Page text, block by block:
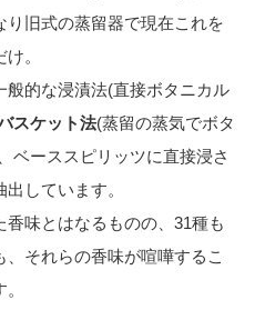
り旧式の蒸留器で現在これを
。
般的な浸漬法(直接ボタニカル
スケット法(蒸留の蒸気でボタ
ベーススピリッツに直接浸さ
しています。
味とはなるものの、31種も
それらの香味が喧嘩するこ